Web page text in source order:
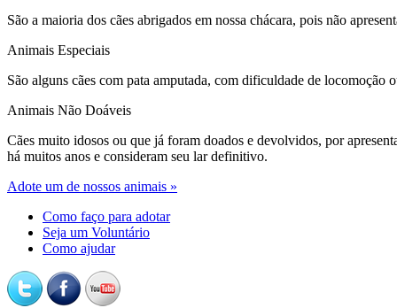
São a maioria dos cães abrigados em nossa chácara, pois não
Animais Especiais
São alguns cães com pata amputada, com dificuldade de locomoção
Animais Não Doáveis
Cães muito idosos ou que já foram doados e devolvidos, por
há muitos anos e consideram seu lar definitivo.
Adote um de nossos animais »
Como faço para adotar
Seja um Voluntário
Como ajudar